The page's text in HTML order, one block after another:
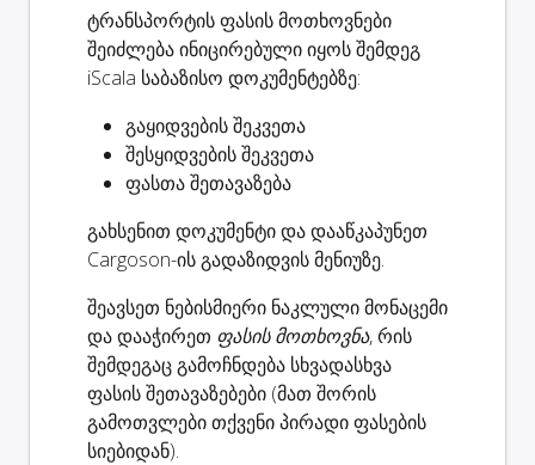
ტრანსპორტის ფასის მოთხოვნები
შეიძლება ინიცირებული იყოს შემდეგ
iScala საბაზისო დოკუმენტებზე:
გაყიდვების შეკვეთა
შესყიდვების შეკვეთა
ფასთა შეთავაზება
გახსენით დოკუმენტი და დააწკაპუნეთ
Cargoson-ის გადაზიდვის მენიუზე.
შეავსეთ ნებისმიერი ნაკლული მონაცემი
და დააჭირეთ ფასის მოთხოვნა, რის
შემდეგაც გამოჩნდება სხვადასხვა
ფასის შეთავაზებები (მათ შორის
გამოთვლები თქვენი პირადი ფასების
სიებიდან).